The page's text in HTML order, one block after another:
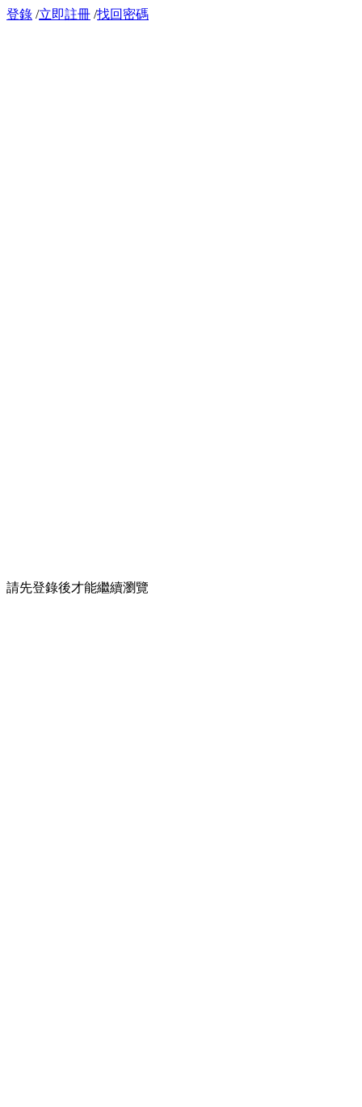
登錄 /立即註冊 /找回密碼
請先登錄後才能繼續瀏覽